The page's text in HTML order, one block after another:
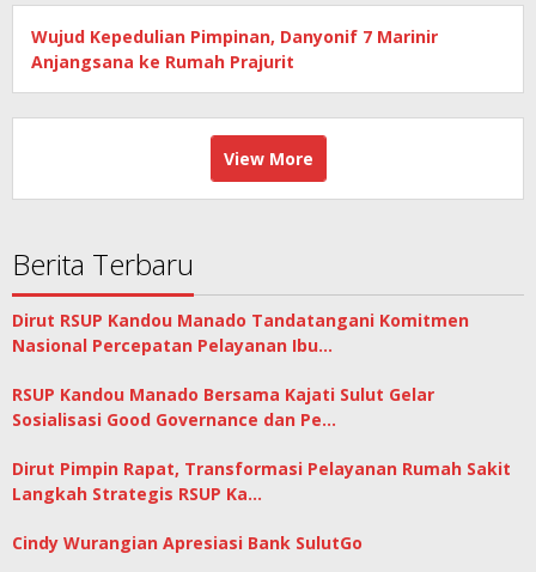
Wujud Kepedulian Pimpinan, Danyonif 7 Marinir
Anjangsana ke Rumah Prajurit
View More
Berita Terbaru
Dirut RSUP Kandou Manado Tandatangani Komitmen
Nasional Percepatan Pelayanan Ibu…
RSUP Kandou Manado Bersama Kajati Sulut Gelar
Sosialisasi Good Governance dan Pe…
Dirut Pimpin Rapat, Transformasi Pelayanan Rumah Sakit
Langkah Strategis RSUP Ka…
Cindy Wurangian Apresiasi Bank SulutGo